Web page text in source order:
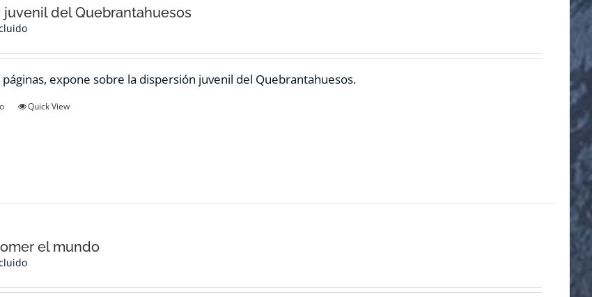
juvenil del Quebrantahuesos
expone sobre la dispersión juvenil del Quebrantahuesos.
Quick View
el mundo